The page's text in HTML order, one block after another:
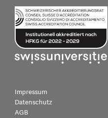
Impressum
Datenschutz
AGB